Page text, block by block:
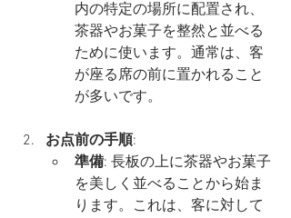
内の特定の場所に配置され、
茶器やお菓子を整然と並べる
ために使います。通常は、客
が座る席の前に置かれること
が多いです。
お点前の手順:
準備: 長板の上に茶器やお菓子
を美しく並べることから始ま
ります。これは、客に対して